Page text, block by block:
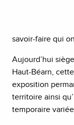
savoir-faire qui
Aujourd’hui
Haut-Béarn,
exposition
territoire ainsi
temporaire